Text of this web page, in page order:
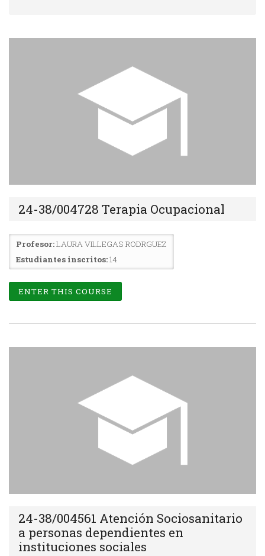
24-38/004728 Terapia Ocupacional
Profesor:LAURA VILLEGAS RODRGUEZ
Estudiantes inscritos:14
ENTER THIS COURSE
24-38/004561 Atención Sociosanitario
a personas dependientes en
instituciones sociales